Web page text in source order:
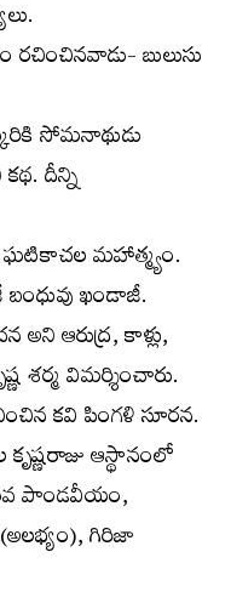
బులుసు
సోమనాథుడు
దీన్ని
ఘటికాచల మహాత్మ్యం.
ఖండాజీ.
ఆరుద్ర, కాళ్లు,
శర్మ విమర్శించారు.
కవి పింగళి సూరన.
ఆస్థానంలో
పాండవీయం,
గిరిజా